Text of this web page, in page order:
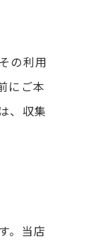
の利用
にご本
、収集
。当店